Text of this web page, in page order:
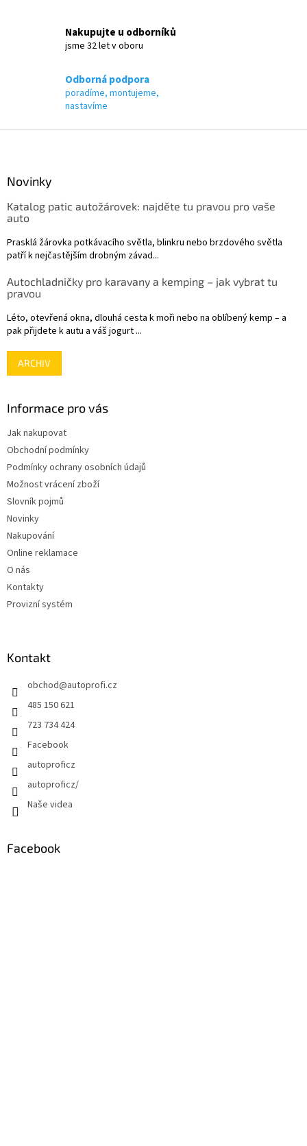
p
Nakupujte u odborníků
jsme 32 let v oboru
Odborná podpora
poradíme, montujeme,
nastavíme
Novinky
Katalog patic autožárovek: najděte tu pravou pro vaše
auto
Prasklá žárovka potkávacího světla, blinkru nebo brzdového světla
patří k nejčastějším drobným závad...
Autochladničky pro karavany a kemping – jak vybrat tu
pravou
Léto, otevřená okna, dlouhá cesta k moři nebo na oblíbený kemp – a
pak přijdete k autu a váš jogurt ...
ARCHIV
Informace pro vás
Jak nakupovat
Obchodní podmínky
Podmínky ochrany osobních údajů
Možnost vrácení zboží
Slovník pojmů
Novinky
Nakupování
Online reklamace
O nás
Kontakty
Provizní systém
Kontakt
obchod@autoprofi.cz
485 150 621
723 734 424
Facebook
autoproficz
autoproficz/
Naše videa
Facebook